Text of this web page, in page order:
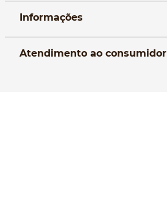
Informações
Atendimento ao consumidor